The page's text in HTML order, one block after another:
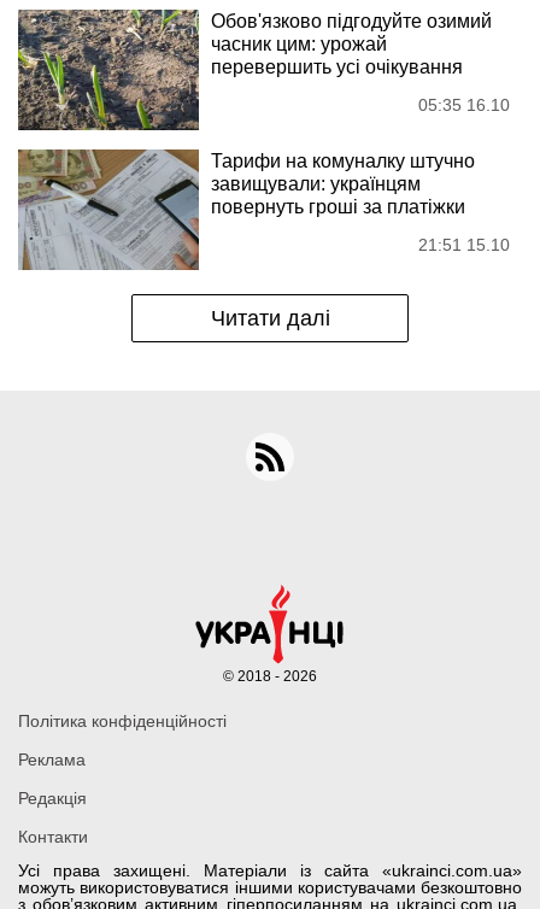
Обов'язково підгодуйте озимий
часник цим: урожай
перевершить усі очікування
05:35 16.10
Тарифи на комуналку штучно
завищували: українцям
повернуть гроші за платіжки
21:51 15.10
Читати далі
Усі права захищені. Матеріали із сайта «ukrainci.com.ua»
можуть використовуватися іншими користувачами безкоштовно
з обов’язковим активним гіперпосиланням на ukrainci.com.ua,
Політика конфіденційності
Реклама
Редакція
Контакти
© 2018 - 2026